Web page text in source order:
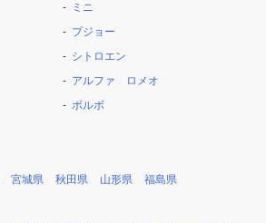
ミニ
プジョー
シトロエン
アルファ ロメオ
ボルボ
宮城県 秋田県 山形県 福島県